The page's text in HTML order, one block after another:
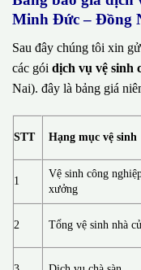
Minh Đức – Đồng
Sau đây chúng tôi xin
các gói dịch vụ vệ sinh
Nai). đây là bảng giá
STT Hạng mục vệ sinh
1
Vệ sinh công
xưởng
2 Tổng vệ sinh nhà